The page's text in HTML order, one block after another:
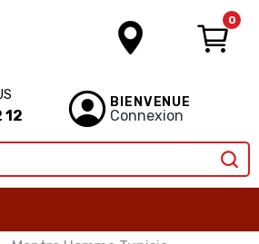
0
12
BIENVENUE
Connexion